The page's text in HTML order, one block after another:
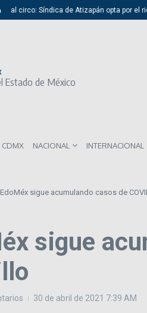
circo: Síndica de Atizapán opta por el
Estado de México
CDMX NACIONAL INTERNACIONAL
EdoMéx sigue acumulando casos de
sigue
30 de abril de 2021 7:39 AM